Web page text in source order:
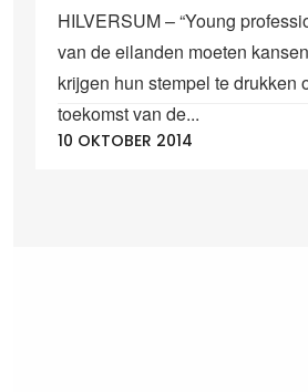
HILVERSUM – “Young
van de eilanden moeten kansen
krijgen hun stempel te drukken
toekomst van de...
10 OKTOBER 2014